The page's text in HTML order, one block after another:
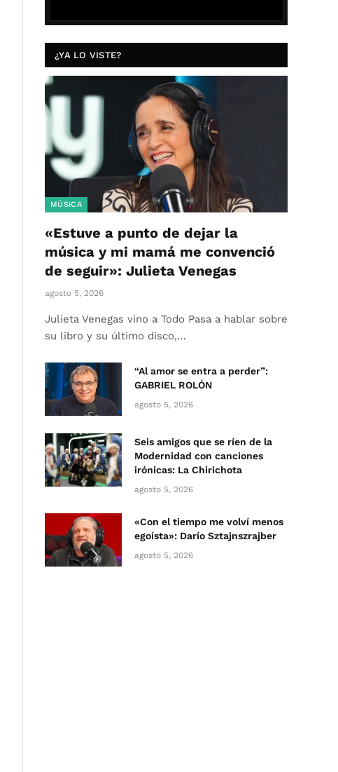
¿YA LO VISTE?
MÚSICA
«Estuve a punto de dejar la
música y mi mamá me convenció
de seguir»: Julieta Venegas
agosto 5, 2026
Julieta Venegas vino a Todo Pasa a hablar sobre
su libro y su último disco,…
“Al amor se entra a perder”:
GABRIEL ROLÓN
agosto 5, 2026
Seis amigos que se ríen de la
Modernidad con canciones
irónicas: La Chirichota
agosto 5, 2026
«Con el tiempo me volví menos
egoísta»: Darío Sztajnszrajber
agosto 5, 2026